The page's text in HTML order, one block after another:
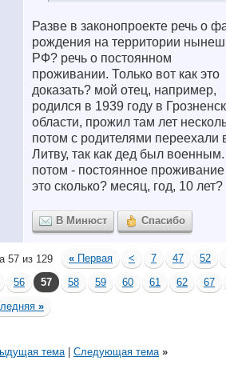
Разве в законопроекте речь о
рождения на территории
РФ? речь о постоянном
проживании. Только вот как это
доказать? мой отец, например,
родился в 1939 году в
области, прожил там лет
потом с родителями переехали
Литву, так как дед был
потом - постоянное проживание
это сколько? месяц, год, 10 лет?
В Минюст Спасибо
57 из 129 « Первая < 7 47
52
56 57 58 59 60 61 62
67
»
тема| Следующая тема »